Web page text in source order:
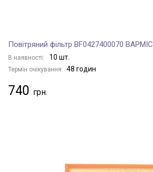
Повітряний фільтр BF0427400070 BAPMIC
В наявності: 10 шт.
Термін очікування: 48 годин
740